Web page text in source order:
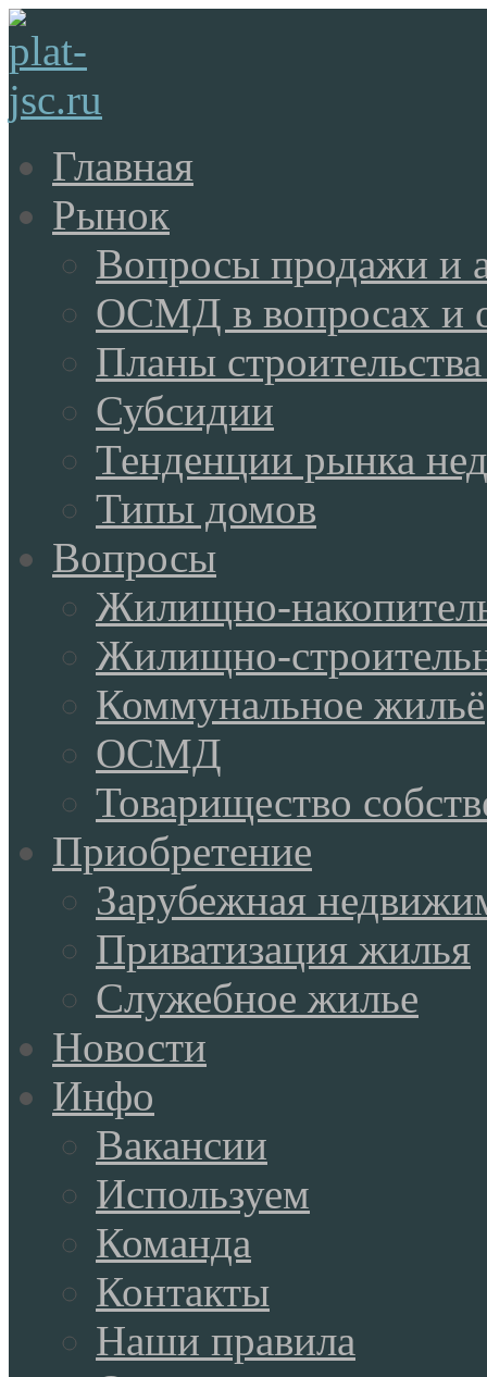
Главная
Рынок
Вопросы продажи и
ОСМД в вопросах и
Планы
Субсидии
Тенденции рынка
Типы домов
Вопросы
Жилищно-
Жилищно-
Коммунальное жильё
ОСМД
Товарищество
Приобретение
Зарубежная
Приватизация жилья
Служебное жилье
Новости
Инфо
Вакансии
Используем
Команда
Контакты
Наши правила